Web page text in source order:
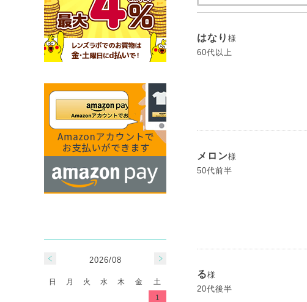
はなり 様
60代以上
メロン様
50代前半
る様
20代後半
2026/08
日 月 火 水 木 金
土
1